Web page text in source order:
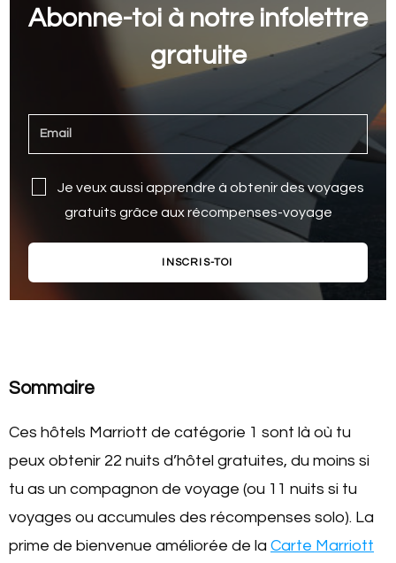
Abonne-toi à notre infolettre
gratuite
Je veux aussi apprendre à obtenir des voyages
gratuits grâce aux récompenses-voyage
INSCRIS-TOI
Sommaire
Ces hôtels Marriott de catégorie 1 sont là où tu
peux obtenir 22 nuits d’hôtel gratuites, du moins si
tu as un compagnon de voyage (ou 11 nuits si tu
voyages ou accumules des récompenses solo). La
prime de bienvenue améliorée de la Carte Marriott